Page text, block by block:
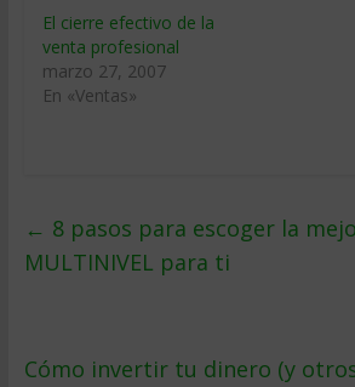
El cierre efectivo de la
venta profesional
marzo 27, 2007
En «Ventas»
← 8 pasos para escoger la
MULTINIVEL para ti
Cómo invertir tu dinero (y